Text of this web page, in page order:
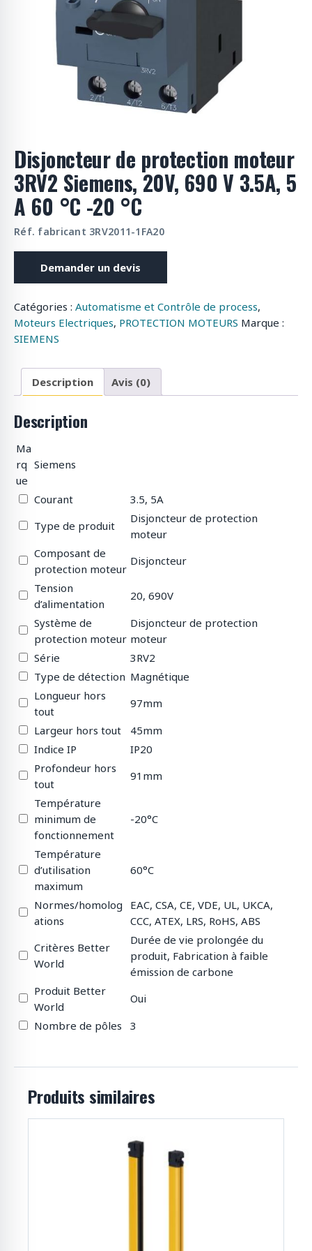
Disjoncteur de protection moteur
3RV2 Siemens, 20V, 690 V 3.5A, 5
A 60 °C -20 °C
Réf. fabricant 3RV2011-1FA20
Demander un devis
Catégories : Automatisme et Contrôle de process,
Moteurs Electriques, PROTECTION MOTEURS Marque :
SIEMENS
Description Avis (0)
Description
Ma
rq
ue
Siemens
Courant
3.5, 5A
Type de produit
Disjoncteur de protection
moteur
Composant de
protection moteur
Disjoncteur
Tension
d’alimentation
20, 690V
Système de
protection moteur
Disjoncteur de protection
moteur
Série
3RV2
Type de détection Magnétique
Longueur hors
tout
97mm
Largeur hors tout
45mm
Indice IP
IP20
Profondeur hors
tout
91mm
Température
minimum de
fonctionnement
-20°C
Température
d’utilisation
maximum
60°C
Normes/homolog
ations
EAC, CSA, CE, VDE, UL, UKCA,
CCC, ATEX, LRS, RoHS, ABS
Critères Better
World
Durée de vie prolongée du
produit, Fabrication à faible
émission de carbone
Produit Better
World
Oui
Nombre de pôles
3
Produits similaires